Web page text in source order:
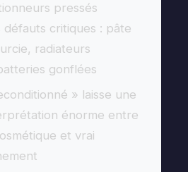
pressés
défauts critiques : pâte
radiateurs
gonflées
» laisse une
énorme entre
et vrai